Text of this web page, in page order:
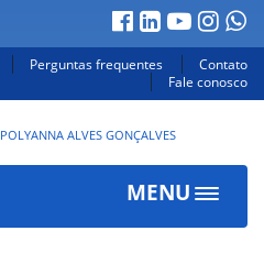
Perguntas frequentes
Contato
Fale conosco
POLYANNA ALVES GONÇALVES
MENU
Toggle